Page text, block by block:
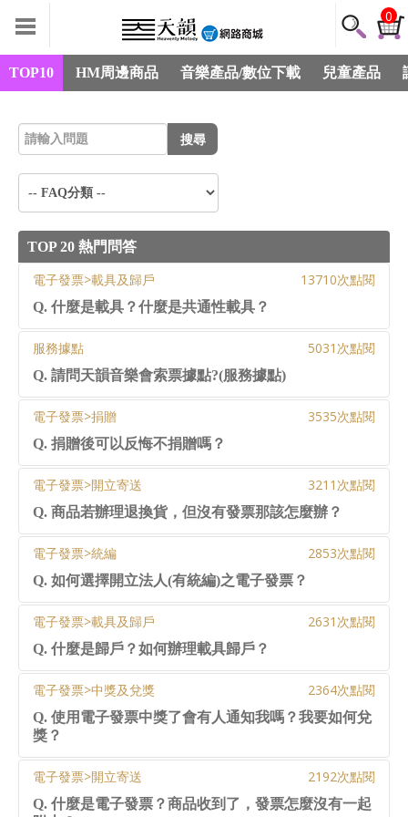
0
TOP10 HM周邊商品 音樂產品/數位下載 兒童產品
搜尋
TOP 20 熱門問答
電子發票>載具及歸戶 13710次點閱
Q. 什麼是載具？什麼是共通性載具？
服務據點 5031次點閱
Q. 請問天韻音樂會索票據點?(服務據點)
電子發票>捐贈 3535次點閱
Q. 捐贈後可以反悔不捐贈嗎？
電子發票>開立寄送 3211次點閱
Q. 商品若辦理退換貨，但沒有發票那該怎麼辦？
電子發票>統編 2853次點閱
Q. 如何選擇開立法人(有統編)之電子發票？
電子發票>載具及歸戶 2631次點閱
Q. 什麼是歸戶？如何辦理載具歸戶？
電子發票>中獎及兌獎 2364次點閱
Q. 使用電子發票中獎了會有人通知我嗎？我要如何兌
獎？
電子發票>開立寄送 2192次點閱
Q. 什麼是電子發票？商品收到了，發票怎麼沒有一起